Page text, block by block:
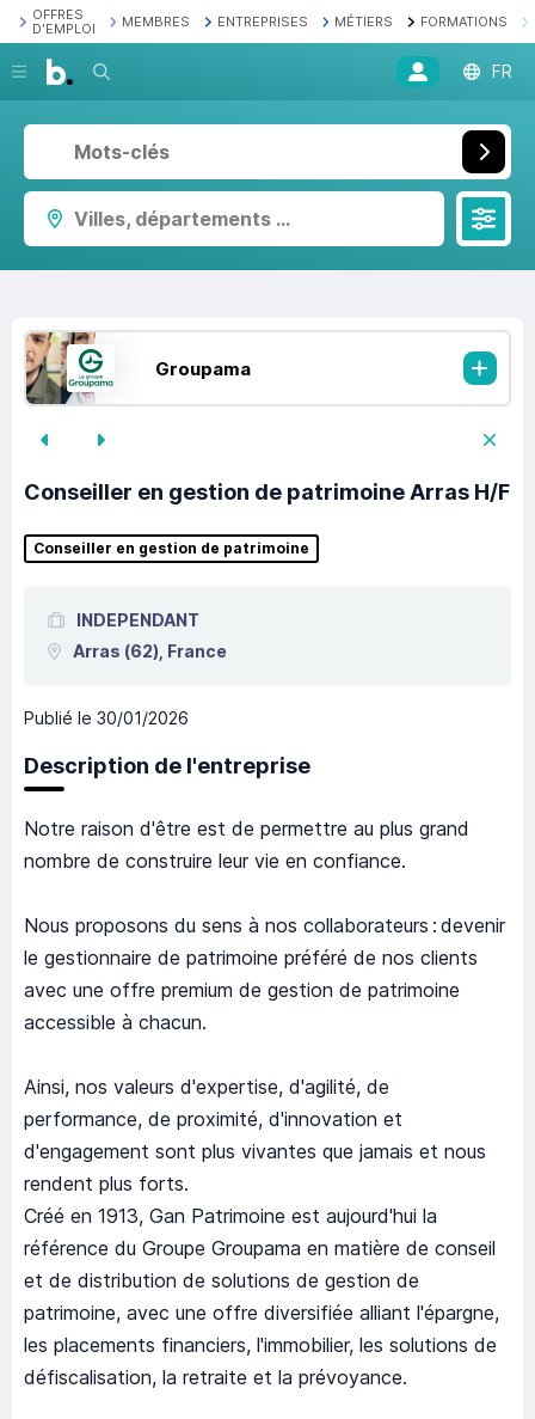
OFFRES
D'EMPLOI
MEMBRES ENTREPRISES MÉTIERS FORMATIONS
Recherche FR
Villes, départements ...
Groupama
Conseiller en gestion de patrimoine Arras H/F
Conseiller en gestion de patrimoine
INDEPENDANT
Arras (62), France
Publié le 30/01/2026
Description de l'entreprise
Notre raison d'être est de permettre au plus grand
nombre de construire leur vie en confiance.
Nous proposons du sens à nos collaborateurs : devenir
le gestionnaire de patrimoine préféré de nos clients
avec une offre premium de gestion de patrimoine
accessible à chacun.
Ainsi, nos valeurs d'expertise, d'agilité, de
performance, de proximité, d'innovation et
d'engagement sont plus vivantes que jamais et nous
rendent plus forts.
Créé en 1913, Gan Patrimoine est aujourd'hui la
référence du Groupe Groupama en matière de conseil
et de distribution de solutions de gestion de
patrimoine, avec une offre diversifiée alliant l'épargne,
les placements financiers, l'immobilier, les solutions de
défiscalisation, la retraite et la prévoyance.